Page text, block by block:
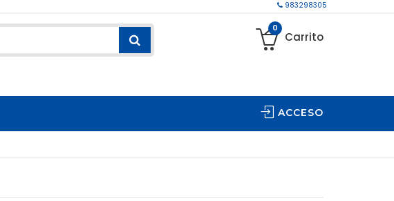
983298305
0
Carrito
ACCESO